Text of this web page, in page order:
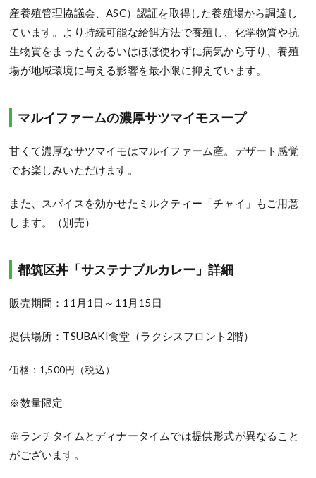
産養殖管理協議会、ASC）認証を取得した養殖場から調達し
ています。より持続可能な給餌方法で養殖し、化学物質や抗
生物質をまったく あるいはほぼ使わずに病気から守り、養殖
場が地域環境に与える影響を最小限に抑えています。
マルイファームの濃厚サツマイモスープ
甘くて濃厚なサツマイモはマルイファーム産。デザート感覚
でお楽しみいただけます。
また、スパイスを効かせたミルクティー「チャイ」もご用意
します。（別売）
都筑区丼「サステナブルカレー」詳細
販売期間： 11月1日～11月15日
提供場所：TSUBAKI食堂（ラクシスフロント2階）
価格：1,500円（税込）
※数量限定
※ランチタイムとディナータイムでは提供形式が異なること
がございます。